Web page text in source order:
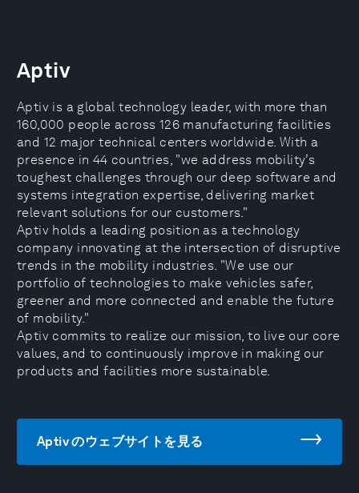
Aptiv
Aptiv is a global technology leader, with more than
160,000 people across 126 manufacturing facilities
and 12 major technical centers worldwide. With a
presence in 44 countries, "we address mobility’s
toughest challenges through our deep software and
systems integration expertise, delivering market
relevant solutions for our customers."
Aptiv holds a leading position as a technology
company innovating at the intersection of disruptive
trends in the mobility industries. "We use our
portfolio of technologies to make vehicles safer,
greener and more connected and enable the future
of mobility."
Aptiv commits to realize our mission, to live our core
values, and to continuously improve in making our
products and facilities more sustainable.
Aptiv のウェブサイトを見る